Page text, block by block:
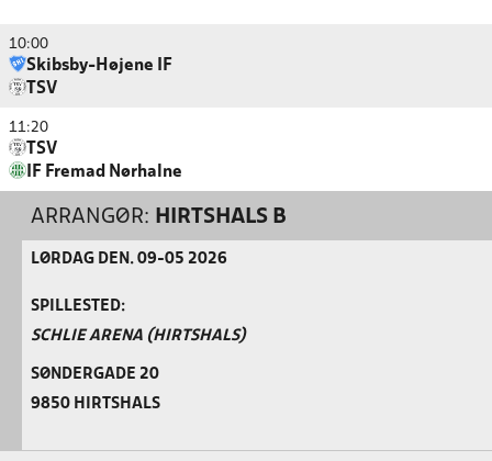
10:00
Skibsby-Højene IF
TSV
11:20
TSV
IF Fremad Nørhalne
ARRANGØR: HIRTSHALS B
LØRDAG DEN. 09-05 2026
SPILLESTED:
SCHLIE ARENA (HIRTSHALS)
SØNDERGADE 20
9850 HIRTSHALS